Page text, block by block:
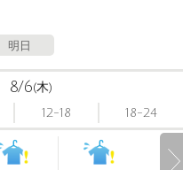
明日
8/6(木)
12-18 18-24